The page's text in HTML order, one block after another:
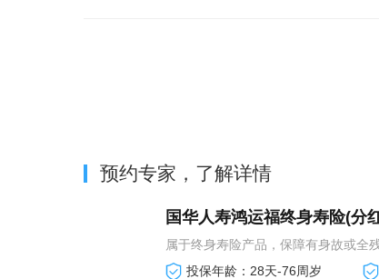
预约专家，了解详情
国华人寿鸿运福终身寿险(分
属于终身寿险产品，保障有身故或全
投保年龄：28天-76周岁